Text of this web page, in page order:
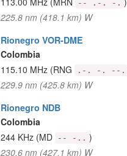
-- .-. -.
225.8 nm (418.1 km) W
Rionegro VOR-DME
Colombia
115.10 MHz (RNG .-. -. --.
229.9 nm (425.8 km) W
Rionegro NDB
Colombia
244 KHz (MD -- -.. )
230.6 nm (427.1 km) W